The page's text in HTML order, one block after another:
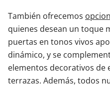
También ofrecemos
quienes desean un toque
puertas en tonos vivos
dinámico, y se
elementos decorativos de
terrazas. Además, todos